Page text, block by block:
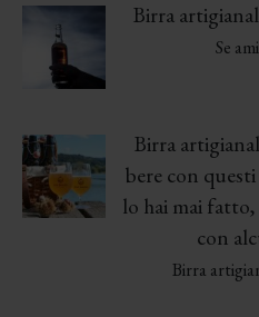
Birra
Se
Birra
bere con
lo hai mai
con
Birra